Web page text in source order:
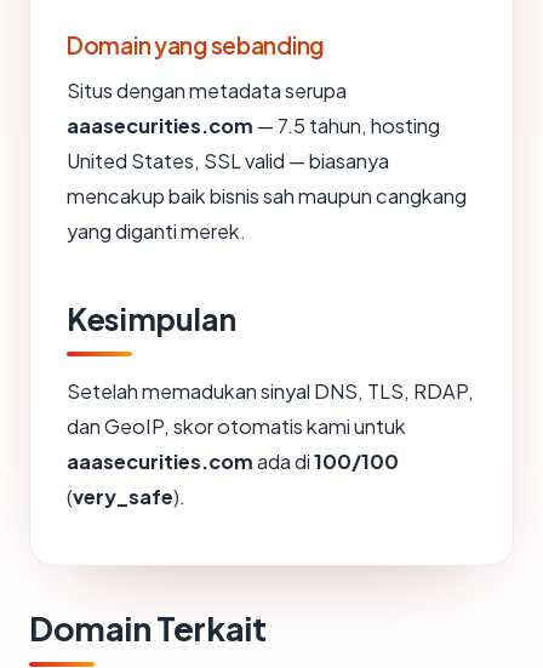
Domain yang sebanding
Situs dengan metadata serupa
aaasecurities.com — 7.5 tahun, hosting
United States, SSL valid — biasanya
mencakup baik bisnis sah maupun cangkang
yang diganti merek.
Kesimpulan
Setelah memadukan sinyal DNS, TLS, RDAP,
dan GeoIP, skor otomatis kami untuk
aaasecurities.comada di100/100
(very_safe).
Domain Terkait